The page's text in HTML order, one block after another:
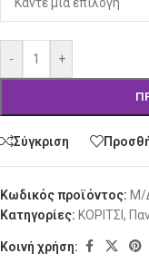
- +
Σύγκριση
Κωδικός προϊόντος: Μ/
Κατηγορίες: ΚΟΡΙΤΣΙ ,
Κοινή χρήση: